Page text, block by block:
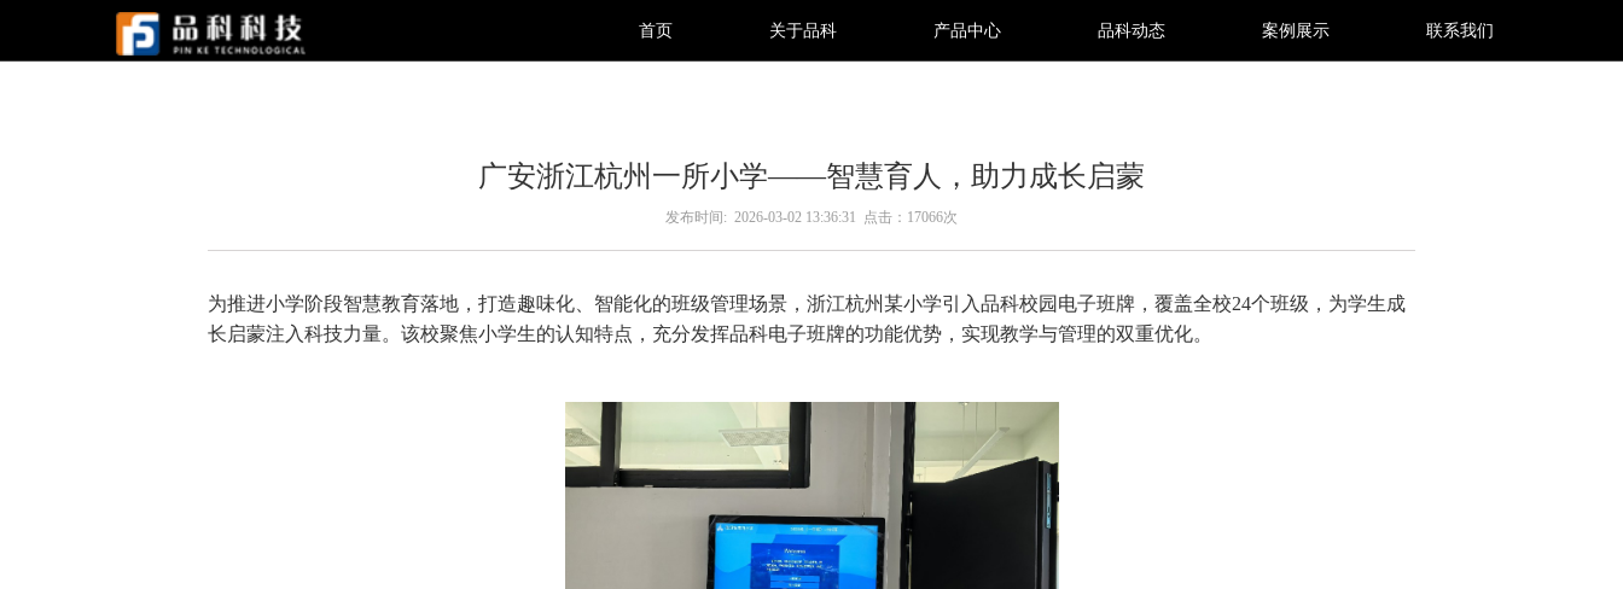
首页 关于品科 产品中心 品科动态 案例展示 联系我们
广安浙江杭州一所小学——智慧育人，助力成长启蒙
发布时间: 2026-03-02 13:36:31 点击：17066次
为推进小学阶段智慧教育落地，打造趣味化、智能化的班级管理场景，浙江杭州某小学引入品科校园电子班牌，覆盖全校24个班级，为学生成
长启蒙注入科技力量。该校聚焦小学生的认知特点，充分发挥品科电子班牌的功能优势，实现教学与管理的双重优化。